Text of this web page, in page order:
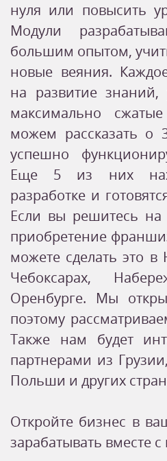
нуля или повысить
Модули
большим опытом,
новые веяния.
на развитие
максимально
можем рассказать о
успешно
Еще 5 из них
разработке и
Если вы решитесь на
приобретение
можете сделать это в
Чебоксарах,
Оренбурге. Мы
поэтому
Также нам будет
партнерами из
Польши и других
Откройте бизнес в
зарабатывать вместе